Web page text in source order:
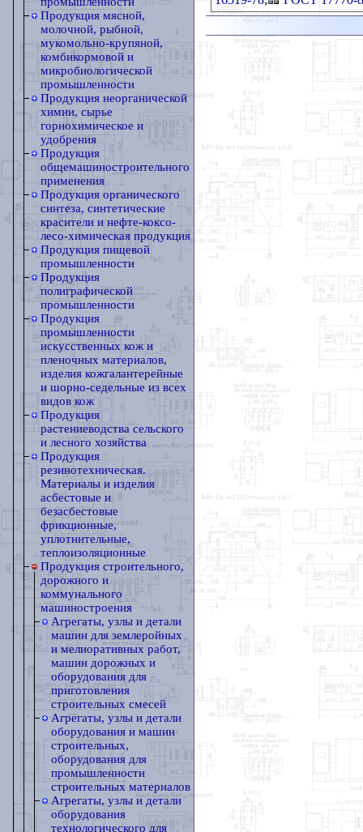
Продукция мясной,
молочной, рыбной,
мукомольно-крупяной,
комбикормовой и
микробиологической
промышленности
Продукция неорганической
химии, сырье
горнохимическое и
удобрения
Продукция
общемашиностроительного
применения
Продукция органического
синтеза, синтетические
красители и нефте-коксо-
лесо-химическая продукция
Продукция пищевой
промышленности
Продукция
полиграфической
промышленности
Продукция
промышленности
искусственных кож и
пленочных материалов,
изделия кожгалантерейные
и шорно-седельные из всех
видов кож
Продукция
растениеводства сельского
и лесного хозяйства
Продукция
резинотехническая.
Материалы и изделия
асбестовые и
безасбестовые
фрикционные,
уплотнительные,
теплоизоляционные
Продукция строительного,
дорожного и
коммунального
машиностроения
Агрегаты, узлы и детали
машин для землеройных
и мелиоративных работ,
машин дорожных и
оборудования для
приготовления
строительных смесей
Агрегаты, узлы и детали
оборудования и машин
строительных,
оборудования для
промышленности
строительных материалов
Агрегаты, узлы и детали
оборудования
технологического для